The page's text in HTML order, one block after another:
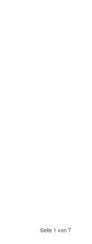
Seite 1 von 7